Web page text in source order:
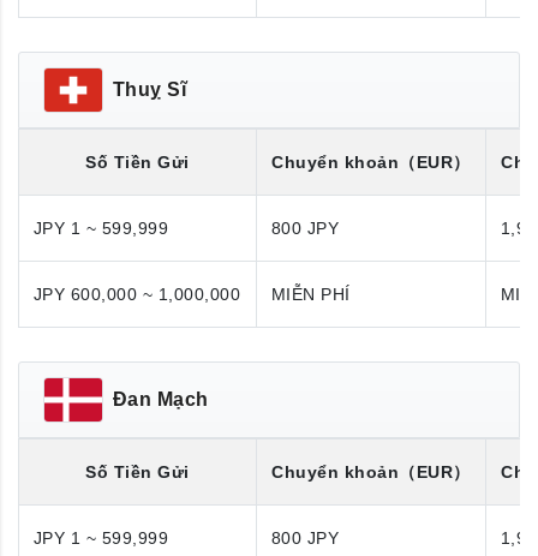
Thuỵ Sĩ
Số Tiền Gửi Chuyển khoản （EUR）
JPY 1 ~ 599,999 800 JPY
JPY 600,000 ~ 1,000,000 MIỄN PHÍ
Đan Mạch
Số Tiền Gửi Chuyển khoản （EUR）
JPY 1 ~ 599,999 800 JPY